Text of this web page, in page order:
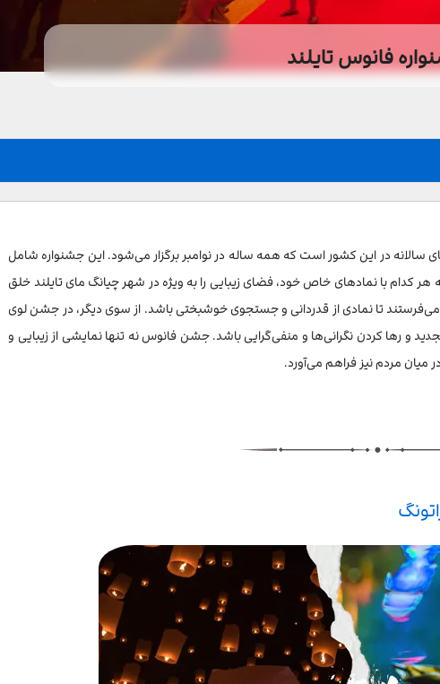
فانوس تایلند
سالانه در این کشور است که همه ساله در نوامبر برگزار می‌شود. این جشنواره شامل
کدام با نمادهای خاص خود، فضای زیبایی را به ویژه در شهر چیانگ مای تایلند خلق
تا نمادی از قدردانی و جستجوی خوشبختی باشد. از سوی دیگر، در جشن لوی
و رها کردن نگرانی‌ها و منفی‌گرایی باشد. جشن فانوس نه تنها نمایشی از زیبایی و
مردم نیز فراهم می‌آورد.